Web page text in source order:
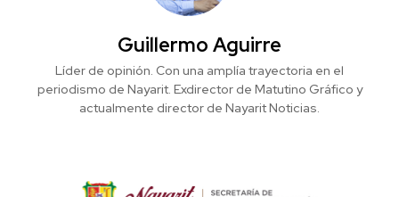
Guillermo Aguirre
Líder de opinión. Con una amplía trayectoria en el
periodismo de Nayarit. Exdirector de Matutino Gráfico y
actualmente director de Nayarit Noticias.